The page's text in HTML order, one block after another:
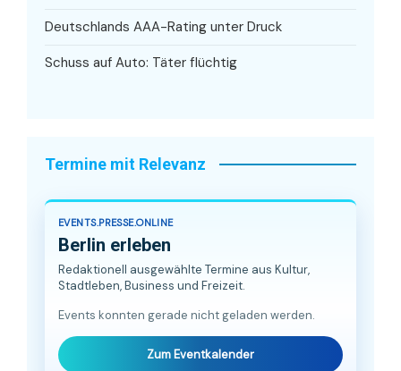
Deutschlands AAA-Rating unter Druck
Schuss auf Auto: Täter flüchtig
Termine mit Relevanz
EVENTS.PRESSE.ONLINE
Berlin erleben
Redaktionell ausgewählte Termine aus Kultur,
Stadtleben, Business und Freizeit.
Events konnten gerade nicht geladen werden.
Zum Eventkalender